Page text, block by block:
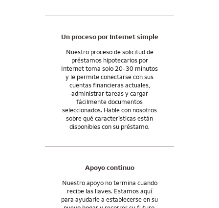
Un proceso por Internet simple
Nuestro proceso de solicitud de
préstamos hipotecarios por
Internet toma solo 20-30 minutos
y le permite conectarse con sus
cuentas financieras actuales,
administrar tareas y cargar
fácilmente documentos
seleccionados. Hable con nosotros
sobre qué características están
disponibles con su préstamo.
Apoyo continuo
Nuestro apoyo no termina cuando
recibe las llaves. Estamos aquí
para ayudarle a establecerse en su